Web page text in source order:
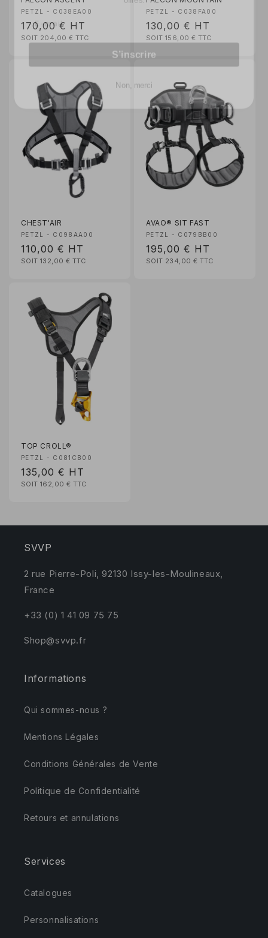
Fournisseur :
PETZL - C038EA00
Prix
habituel
170,00 € HT
SOIT 204,00 € TTC
Fournisseur :
PETZL - C038FA00
Prix
habituel
130,00 € HT
SOIT 156,00 € TTC
CHEST'AIR
Fournisseur :
PETZL - C098AA00
Prix
habituel
110,00 € HT
SOIT 132,00 € TTC
AVAO® SIT FAST
Fournisseur :
PETZL - C079BB00
Prix
habituel
195,00 € HT
SOIT 234,00 € TTC
TOP CROLL®
Fournisseur :
PETZL - C081CB00
Prix
habituel
135,00 € HT
SOIT 162,00 € TTC
SVVP
2 rue Pierre-Poli, 92130 Issy-les-Moulineaux,
France
+33 (0) 1 41 09 75 75
Shop@svvp.fr
Informations
Qui sommes-nous ?
Mentions Légales
Conditions Générales de Vente
Politique de Confidentialité
Retours et annulations
Services
Catalogues
Personnalisations
Email
S’inscrire